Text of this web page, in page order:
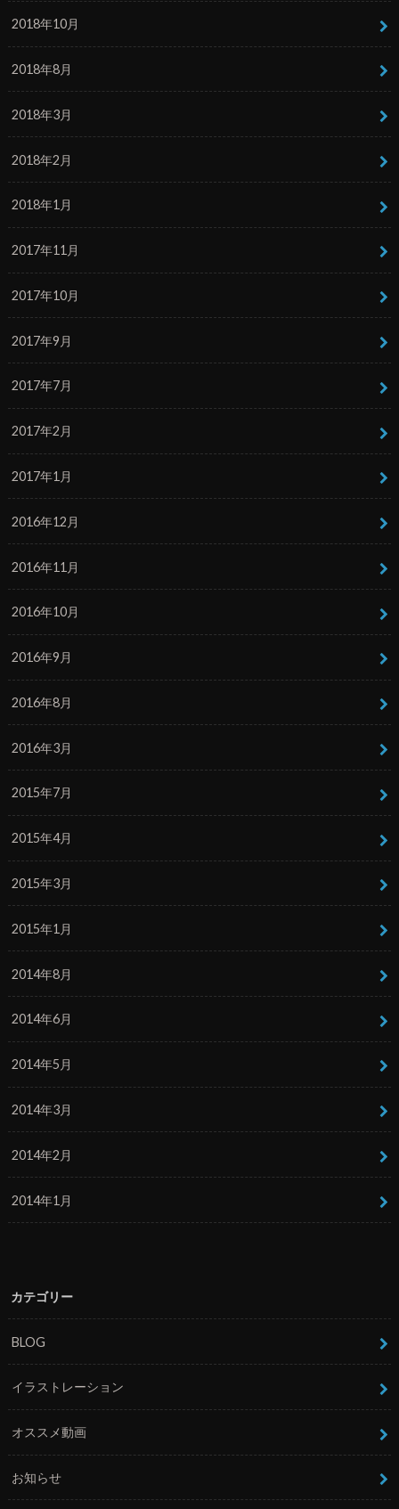
2018年10月
2018年8月
2018年3月
2018年2月
2018年1月
2017年11月
2017年10月
2017年9月
2017年7月
2017年2月
2017年1月
2016年12月
2016年11月
2016年10月
2016年9月
2016年8月
2016年3月
2015年7月
2015年4月
2015年3月
2015年1月
2014年8月
2014年6月
2014年5月
2014年3月
2014年2月
2014年1月
カテゴリー
BLOG
イラストレーション
オススメ動画
お知らせ